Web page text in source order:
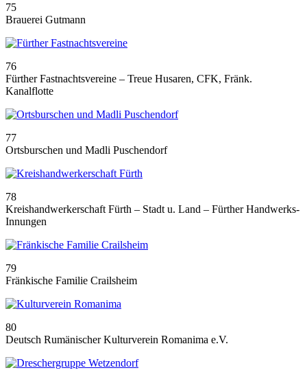
75
Brauerei Gutmann
76
Fürther Fastnachtsvereine – Treue Husaren, CFK, Fränk.
Kanalflotte
77
Ortsburschen und Madli Puschendorf
78
Kreishandwerkerschaft Fürth – Stadt u. Land – Fürther Handwerks-
Innungen
79
Fränkische Familie Crailsheim
80
Deutsch Rumänischer Kulturverein Romanima e.V.